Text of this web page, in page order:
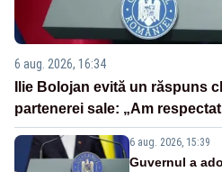
6 aug. 2026, 16:34
Ilie Bolojan evită un răspuns
partenerei sale: „Am
6 aug. 2026, 15:39
Guvernul a